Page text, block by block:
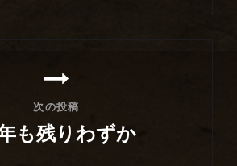
次の投稿
も残りわずか